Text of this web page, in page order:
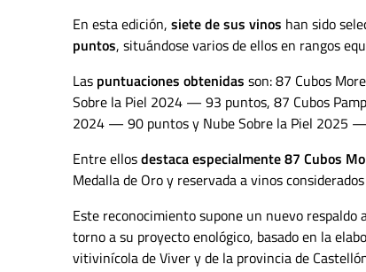
En esta edición, siete de sus vinos han sido
puntos, situándose varios de ellos en rangos
Las puntuaciones obtenidas son: 87 Cubos
Sobre la Piel 2024 — 93 puntos, 87 Cubos
2024 — 90 puntos y Nube Sobre la Piel 2025
Entre ellosdestaca especialmente 87 Cubos
Medalla de Oro y reservada a vinos
Este reconocimiento supone un nuevo
torno a su proyecto enológico, basado en la
vitivinícola de Viver y de la provincia de